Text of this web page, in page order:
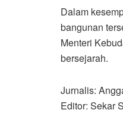
Dalam
bangunan
Menteri
bersejarah.
Jurnalis:
Editor: Sekar S